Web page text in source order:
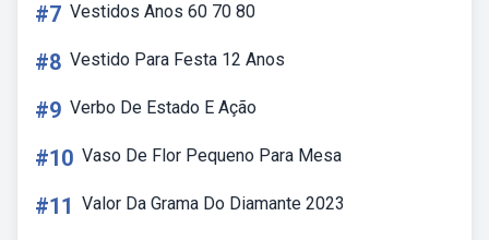
#7 Vestidos Anos 60 70 80
#8 Vestido Para Festa 12 Anos
#9 Verbo De Estado E Ação
#10 Vaso De Flor Pequeno Para Mesa
#11 Valor Da Grama Do Diamante 2023